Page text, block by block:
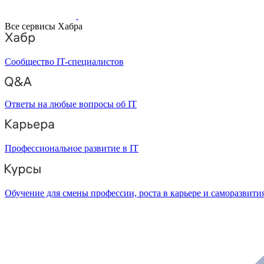
Все сервисы Хабра
Сообщество IT-специалистов
Ответы на любые вопросы об IT
Профессиональное развитие в IT
Обучение для смены профессии, роста в карьере и